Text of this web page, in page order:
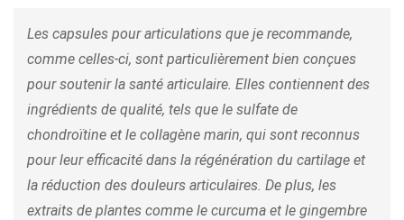
Les capsules pour articulations que je recommande,
comme celles-ci, sont particulièrement bien conçues
pour soutenir la santé articulaire. Elles contiennent des
ingrédients de qualité, tels que le sulfate de
chondroïtine et le collagène marin, qui sont reconnus
pour leur efficacité dans la régénération du cartilage et
la réduction des douleurs articulaires. De plus, les
extraits de plantes comme le curcuma et le gingembre